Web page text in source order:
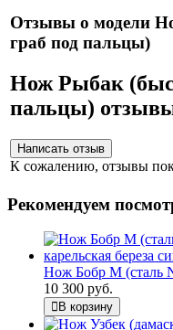
Отзывы о модели
граб под пальцы)
Нож Рыбак
пальцы)
К сожалению, отзывы
Рекомендуем
Нож Бобр М (сталь
10 300 руб.
В корзину